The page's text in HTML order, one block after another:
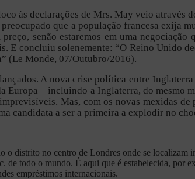
às declarações de Mrs. May veio através
preocupado que a população francesa exija
senão estaremos em uma
E concluiu solenemente: “O Reino Unido
(Le Monde, 07/Outubro/2016).
A nova crise política entre
Europa – incluindo a Inglaterra, do mesmo
Mas, com os novas mexidas
candidata a ser a primeira a explodir no
o distrito no centro de Londres onde se localizam
de todo o mundo. É aqui que é estabelecida, por
empréstimos internacionais.